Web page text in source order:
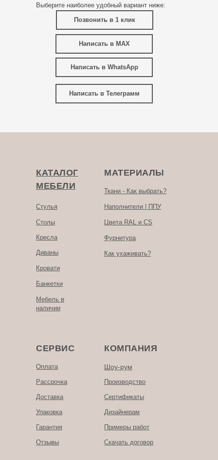
Выберите наиболее удобный вариант ниже:
Написать в WhatsApp
Написать в MAX
Написать в Телеграмм
Позвонить в 1 клик
Примеры работ
Сертификаты
Дизайнерам
Производство
Скачать договор
КОМПАНИЯ
Оплата
Упаковка
СЕРВИС
Гарантия
Ткани - Как выбрать?
Отзывы
Наполнители | ППУ
Доставка
Цвета RAL и CS
Фурнитура
Как ухаживать?
МАТЕРИАЛЫ
Стулья
Кресла
Столы
Диваны
Кровати
Банкетки
Мебель в
наличии
КАТАЛОГ
МЕБЕЛИ
Шоу-рум
Рассрочка